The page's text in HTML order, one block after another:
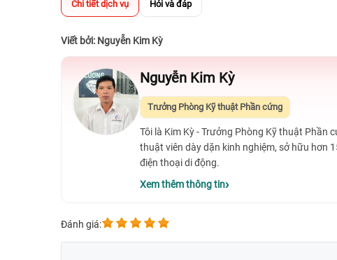
Chi tiết dịch vụ Hỏi và đáp
Viết bởi: Nguyễn Kim Kỳ
Nguyễn Kim Kỳ
Trưởng Phòng Kỹ thuật Phần cứng
Tôi là Kim Kỳ - Trưởng Phòng Kỹ thuật Phần
thuật viên dày dặn kinh nghiệm, sở hữu hơn
điện thoại di động.
Xem thêm thông tin
Đánh giá: